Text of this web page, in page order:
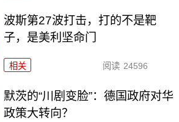
波斯第27波打击，打的不是靶
子，是美利坚命门
相关 阅读 24596
默茨的“川剧变脸”：德国政府对华
政策大转向？